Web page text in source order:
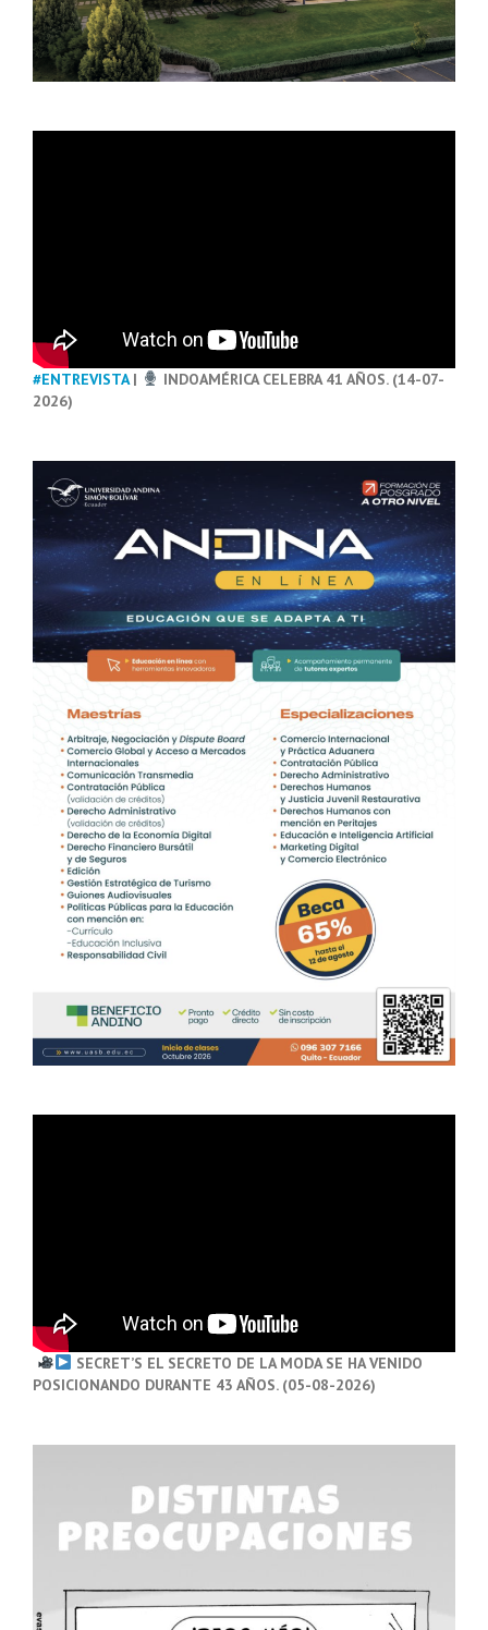
#ENTREVISTA|
INDOAMÉRICA CELEBRA 41 AÑOS. (14-07-
2026)
SECRET’S EL SECRETO DE LA MODA SE HA VENIDO
POSICIONANDO DURANTE 43 AÑOS. (05-08-2026)